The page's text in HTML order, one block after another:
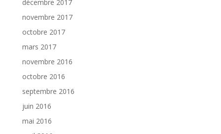
décembre 2017
novembre 2017
octobre 2017
mars 2017
novembre 2016
octobre 2016
septembre 2016
juin 2016
mai 2016